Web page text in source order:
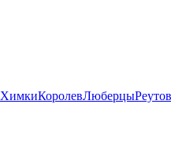
ХимкиКоролевЛюберцыРеутов